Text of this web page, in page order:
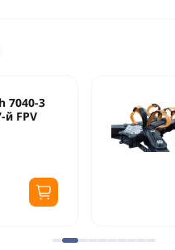
7040-3
FPV